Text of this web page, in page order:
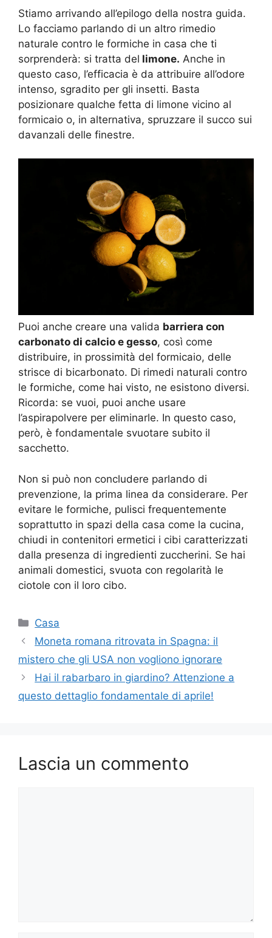
Stiamo arrivando all’epilogo della nostra guida.
Lo facciamo parlando di un altro rimedio
naturale contro le formiche in casa che ti
sorprenderà: si tratta del limone. Anche in
questo caso, l’efficacia è da attribuire all’odore
intenso, sgradito per gli insetti. Basta
posizionare qualche fetta di limone vicino al
formicaio o, in alternativa, spruzzare il succo sui
davanzali delle finestre.
Puoi anche creare una valida barriera con
carbonato di calcio e gesso, così come
distribuire, in prossimità del formicaio, delle
strisce di bicarbonato. Di rimedi naturali contro
le formiche, come hai visto, ne esistono diversi.
Ricorda: se vuoi, puoi anche usare
l’aspirapolvere per eliminarle. In questo caso,
però, è fondamentale svuotare subito il
sacchetto.
Non si può non concludere parlando di
prevenzione, la prima linea da considerare. Per
evitare le formiche, pulisci frequentemente
soprattutto in spazi della casa come la cucina,
chiudi in contenitori ermetici i cibi caratterizzati
dalla presenza di ingredienti zuccherini. Se hai
animali domestici, svuota con regolarità le
ciotole con il loro cibo.
Categorie
Casa
Moneta romana ritrovata in Spagna: il
mistero che gli USA non vogliono ignorare
Hai il rabarbaro in giardino? Attenzione a
questo dettaglio fondamentale di aprile!
Lascia un commento